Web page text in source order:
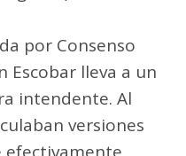
por Consenso
Escobar lleva a un
intendente. Al
versiones